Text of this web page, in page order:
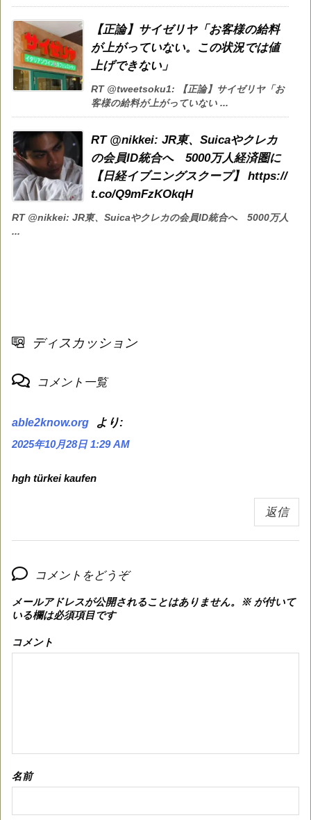
【正論】サイゼリヤ「お客様の給料
が上がっていない。この状況では値
上げできない」
RT @tweetsoku1: 【正論】サイゼリヤ「お
客様の給料が上がっていない ...
RT @nikkei: JR東、Suicaやクレカ
の会員ID統合へ 5000万人経済圏に
【日経イブニングスクープ】 https://
t.co/Q9mFzKOkqH
RT @nikkei: JR東、Suicaやクレカの会員ID統合へ 5000万人
...
ディスカッション
コメント一覧
able2know.org より:
2025年10月28日 1:29 AM
hgh türkei kaufen
返信
コメントをどうぞ
メールアドレスが公開されることはありません。 ※が付いて
いる欄は必須項目です
コメント
名前